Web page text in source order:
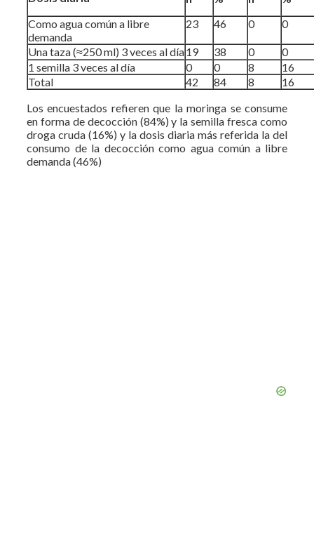
Como agua común a libre
demanda
23 46 0 0
Una taza (≈250 ml) 3 veces al día19 38 0
0
1 semilla 3 veces al día
0 0 8
16
Total
42 84 8
16
Los encuestados refieren que la moringa se consume
en forma de decocción (84%) y la semilla fresca como
droga cruda (16%) y la dosis diaria más referida la del
consumo de la decocción como agua común a libre
demanda (46%)